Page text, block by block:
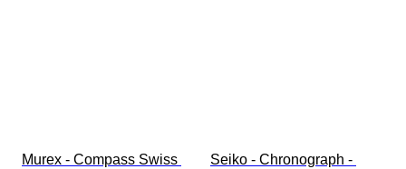
Murex - Compass Swiss
Seiko - Chronograph -